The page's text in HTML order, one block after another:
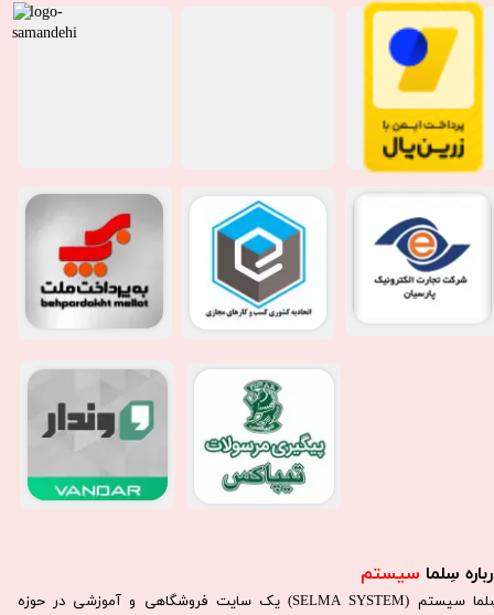
سِلما سیستم​​​​​​​
سِلما سيستم (SELMA SYSTEM) یک سایت فروشگاهی و آموزشی در حوزه